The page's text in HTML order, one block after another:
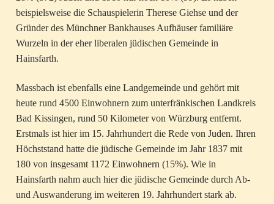
beispielsweise die Schauspielerin Therese Giehse und der
Gründer des Münchner Bankhauses Aufhäuser familiäre
Wurzeln in der eher liberalen jüdischen Gemeinde in
Hainsfarth.
Massbach ist ebenfalls eine Landgemeinde und gehört mit
heute rund 4500 Einwohnern zum unterfränkischen Landkreis
Bad Kissingen, rund 50 Kilometer von Würzburg entfernt.
Erstmals ist hier im 15. Jahrhundert die Rede von Juden. Ihren
Höchststand hatte die jüdische Gemeinde im Jahr 1837 mit
180 von insgesamt 1172 Einwohnern (15%). Wie in
Hainsfarth nahm auch hier die jüdische Gemeinde durch Ab-
und Auswanderung im weiteren 19. Jahrhundert stark ab.